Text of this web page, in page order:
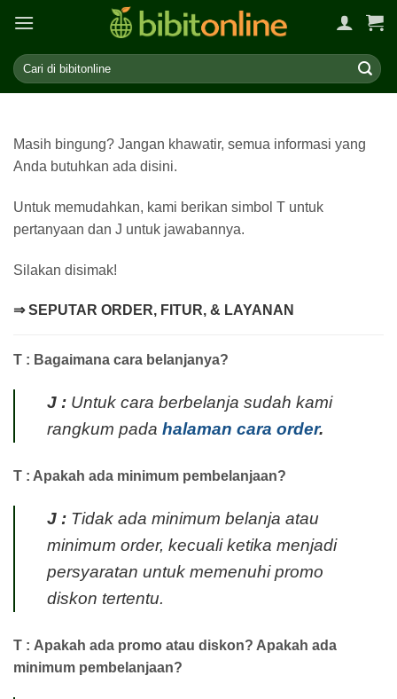
content
Masih bingung? Jangan khawatir, semua informasi yang
Anda butuhkan ada disini.
Untuk memudahkan, kami berikan simbol T untuk
pertanyaan dan J untuk jawabannya.
Silakan disimak!
⇒ SEPUTAR ORDER, FITUR, & LAYANAN
T : Bagaimana cara belanjanya?
J : Untuk cara berbelanja sudah kami
rangkum pada halaman cara order.
T : Apakah ada minimum pembelanjaan?
J : Tidak ada minimum belanja atau
minimum order, kecuali ketika menjadi
persyaratan untuk memenuhi promo
diskon tertentu.
T : Apakah ada promo atau diskon? Apakah ada
minimum pembelanjaan?